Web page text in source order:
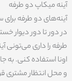
آینه میکاپ دو طرفه
آینه‌های دو طرفه برای
در دور تا دور دیوار
طرفه را داری می‌تونی
اونا استفاده کنی. به
و محل انتظار مشتری